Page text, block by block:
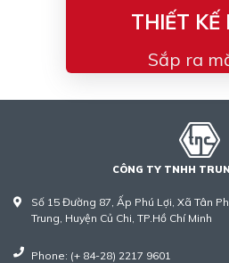
THIẾT KẾ
Sắp ra
CÔNG TY TNHH
Số 15 Đường 87, Ấp Phú Lợi, Xã Tân
Trung, Huyện Củ Chi, TP.Hồ Chí Minh
Phone: (+ 84-28) 2217 9601